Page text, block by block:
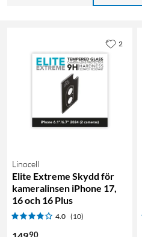
Linocell
Elite Extreme Skydd för
kameralinsen iPhone 17,
16 och 16 Plus
4.0 (10)
90
2